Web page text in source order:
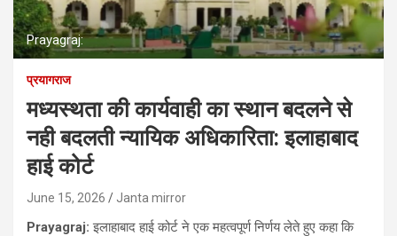
Prayagraj:
प्रयागराज
मध्यस्थता की कार्यवाही का स्थान बदलने से
नही बदलती न्यायिक अधिकारिता: इलाहाबाद
हाई कोर्ट
June 15, 2026 Janta mirror
Prayagraj: इलाहाबाद हाई कोर्ट ने एक महत्वपूर्ण निर्णय लेते हुए कहा कि